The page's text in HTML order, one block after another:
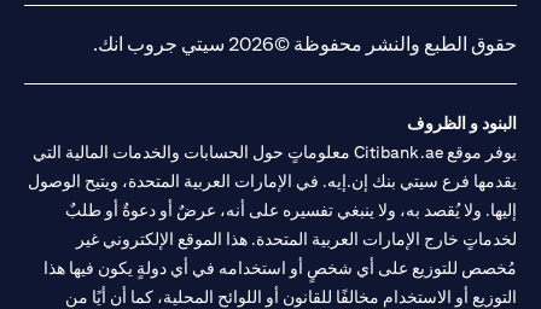
حقوق الطبع والنشر محفوظة ©2026 سيتي جروب انك.
البنود و الظروف
يوفر موقع Citibank.ae معلوماتٍ حول الحسابات والخدمات المالية التي
يقدمها فرع سيتي بنك إن.إيه. في الإمارات العربية المتحدة، ويتيح الوصول
إليها. ولا يُقصد به، ولا ينبغي تفسيره على أنه، عرضٌ أو دعوةٌ أو طلبٌ
لخدماتٍ خارج الإمارات العربية المتحدة. هذا الموقع الإلكتروني غير
مُخصص للتوزيع على أي شخصٍ أو استخدامه في أي دولةٍ يكون فيها هذا
التوزيع أو الاستخدام مخالفًا للقانون أو اللوائح المحلية، كما أن أيًا من